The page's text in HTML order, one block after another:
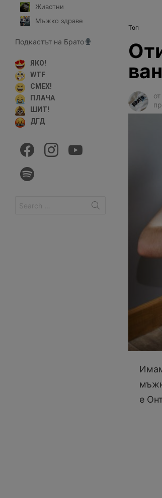
Топ
от
е
Животни
Мъжко здраве
Подкастът на Брато
ЯКО!
WTF
СМЕХ!
ПЛАЧА
ШИТ!
ДГД
for: